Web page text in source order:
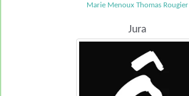
Marie Menoux Thomas Rougier
Jura